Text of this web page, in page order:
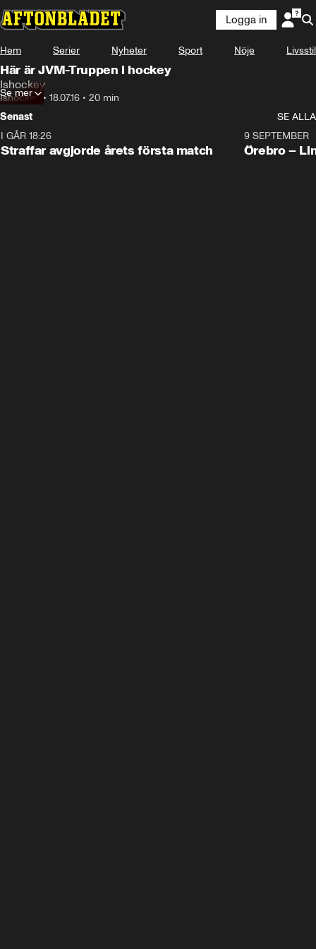
Logga in
Hem Serier Nyheter Sport Nöje Livsstil
Här är JVM-Truppen i hockey
Ishockey
Ishockey• 18.07.16 • 20 min
Se mer
Senast
SE ALLA
I GÅR 18:26
Straffar avgjorde årets första match
Plus
9 SEPTEMBER
Örebro –